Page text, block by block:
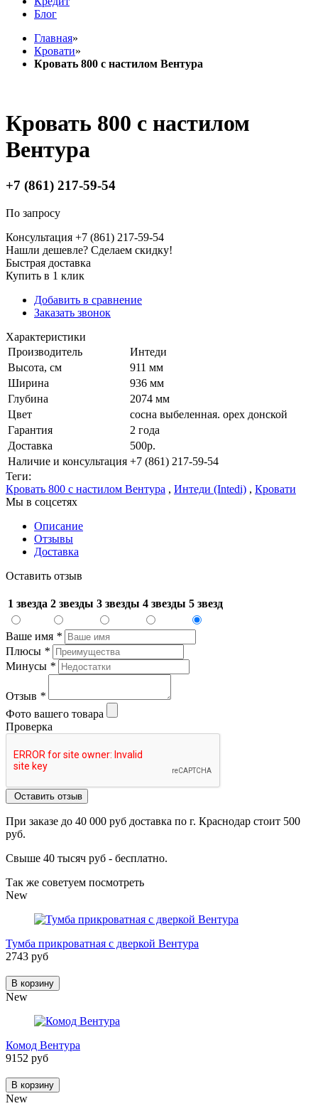
Блог
Главная»
Кровати»
Кровать 800 с настилом Вентура
Кровать 800 с настилом
Вентура
+7 (861) 217-59-54
По запросу
Консультация +7 (861) 217-59-54
Нашли дешевле? Сделаем скидку!
Быстрая доставка
Купить в 1 клик
Добавить в сравнение
Заказать звонок
Характеристики
Производитель
Интеди
Высота, см
911 мм
Ширина
936 мм
Глубина
2074 мм
Цвет
сосна выбеленная. орех донской
Гарантия
2 года
Доставка
500р.
Наличие и консультация +7 (861) 217-59-54
Теги:
Кровать 800 с настилом Вентура , Интеди (Intedi) , Кровати
Мы в соцсетях
Описание
Отзывы
Доставка
Оставить отзыв
1 звезда 2 звезды 3 звезды 4 звезды 5 звезд
Ваше имя *
Плюсы *
Минусы *
Отзыв *
Фото вашего товара
Проверка
Оставить отзыв
При заказе до 40 000 руб доставка по г. Краснодар стоит 500
руб.
Свыше 40 тысяч руб - бесплатно.
Так же советуем посмотреть
New
Тумба прикроватная с дверкой Вентура
2743 руб
В корзину
New
Комод Вентура
9152 руб
В корзину
New